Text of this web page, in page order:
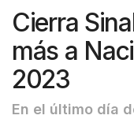
Cierra
más a
2023
En el último día